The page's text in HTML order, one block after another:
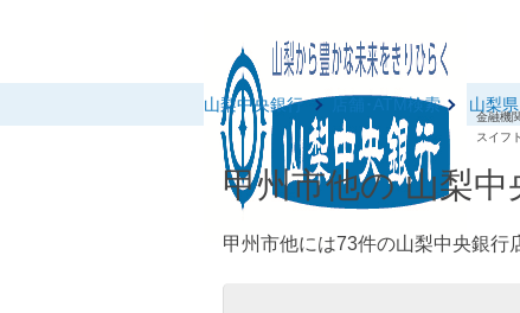
金融機
スイフ
山梨中央銀行 店舗･ATM検索 山梨県
甲州市他の 山梨
甲州市他には73件の山梨中央銀行